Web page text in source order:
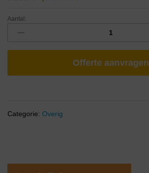
Aantal:
Offerte aanvragen
Categorie: Overig